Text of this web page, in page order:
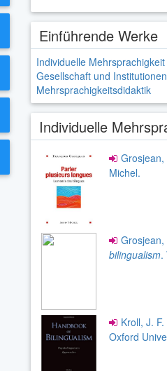
Einführende Werke
Individuelle Mehrsprachigkeit
Gesellschaft und Institutionen
Mehrsprachigkeitsdidaktik
Individuelle
Michel.
Grosjean,
bilingualism.
Kroll, J.
Oxford